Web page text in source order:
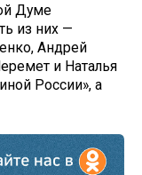
Думе
из них —
Андрей
и Наталья
России», а